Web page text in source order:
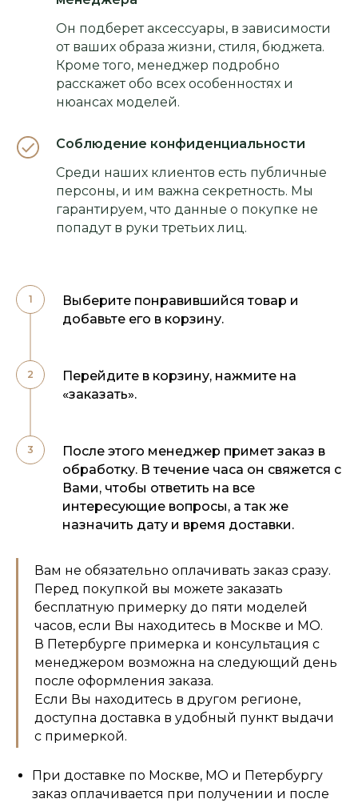
Он подберет аксессуары, в зависимости
от ваших образа жизни, стиля, бюджета.
Кроме того, менеджер подробно
расскажет обо всех особенностях и
нюансах моделей.
Соблюдение конфиденциальности
Среди наших клиентов есть публичные
персоны, и им важна секретность. Мы
гарантируем, что данные о покупке не
попадут в руки третьих лиц.
Выберите понравившийся товар и
добавьте его в корзину.
Перейдите в корзину, нажмите на
«заказать».
После этого менеджер примет заказ в
обработку. В течение часа он свяжется с
Вами, чтобы ответить на все
интересующие вопросы, а так же
назначить дату и время доставки.
Вам не обязательно оплачивать заказ сразу.
Перед покупкой вы можете заказать
бесплатную примерку до пяти моделей
часов, если Вы находитесь в Москве и МО.
В Петербурге примерка и консультация с
менеджером возможна на следующий день
после оформления заказа.
Если Вы находитесь в другом регионе,
доступна доставка в удобный пункт выдачи
с примеркой.
При доставке по Москве, МО и Петербургу
заказ оплачивается при получении и после